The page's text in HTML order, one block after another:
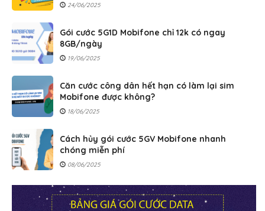
24/06/2025
Gói cước 5G1D Mobifone chỉ 12k có ngay
8GB/ngày
19/06/2025
Căn cước công dân hết hạn có làm lại sim
Mobifone được không?
18/06/2025
Cách hủy gói cước 5GV Mobifone nhanh
chóng miễn phí
08/06/2025